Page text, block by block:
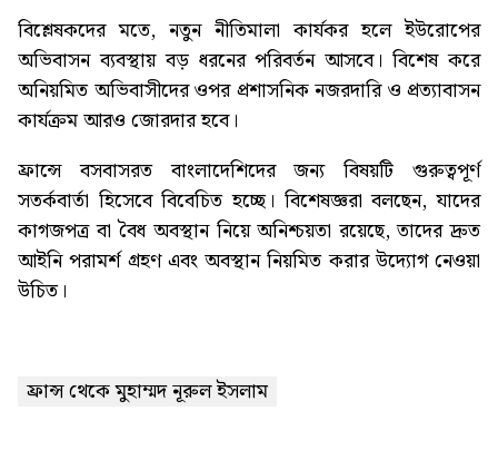
বিশ্লেষকদের মতে, নতুন নীতিমালা কার্যকর হলে ইউরোপের
অভিবাসন ব্যবস্থায় বড় ধরনের পরিবর্তন আসবে। বিশেষ করে
অনিয়মিত অভিবাসীদের ওপর প্রশাসনিক নজরদারি ও প্রত্যাবাসন
কার্যক্রম আরও জোরদার হবে।
ফ্রান্সে বসবাসরত বাংলাদেশিদের জন্য বিষয়টি গুরুত্বপূর্ণ
সতর্কবার্তা হিসেবে বিবেচিত হচ্ছে। বিশেষজ্ঞরা বলছেন, যাদের
কাগজপত্র বা বৈধ অবস্থান নিয়ে অনিশ্চয়তা রয়েছে, তাদের দ্রুত
আইনি পরামর্শ গ্রহণ এবং অবস্থান নিয়মিত করার উদ্যোগ নেওয়া
উচিত।
ফ্রান্স থেকে মুহাম্মদ নূরুল ইসলাম